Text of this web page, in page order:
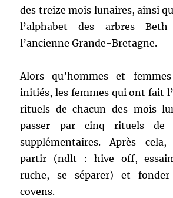
des treize mois lunaires, ainsi
l’alphabet des arbres
l’ancienne Grande-Bretagne.
Alors qu’hommes et
initiés, les femmes qui ont fait
rituels de chacun des mois
passer par cinq rituels de
supplémentaires. Après
partir (ndlt : hive off,
ruche, se séparer) et
covens.